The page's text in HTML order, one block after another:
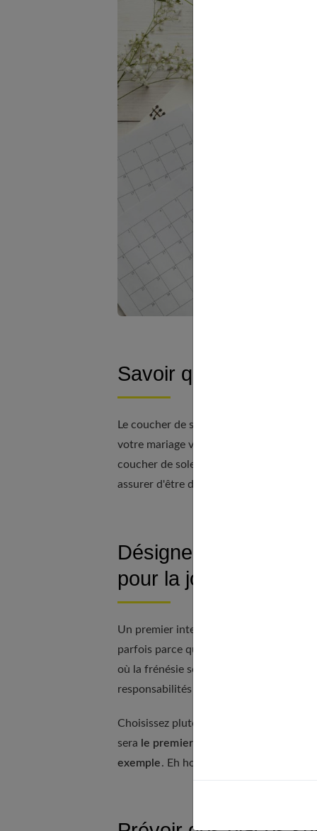
Savoir quand le soleil
Le coucher de soleil est une heure d'or
votre mariage veuille vous emmener
coucher de soleil. Si vous savez à
assurer d'être disponible, plutôt que de
Désigner quelqu’un
pour la journée
Un premier interlocuteur pour vos
parfois parce qu'ils pensent qu'ils vont
où la frénésie sera plus que jamais
responsabilités à votre liste lors du jour J.
Choisissez plutôt un ami proche, un
sera le premier interlocuteur avec les
exemple. Eh hop ! Une source de stress